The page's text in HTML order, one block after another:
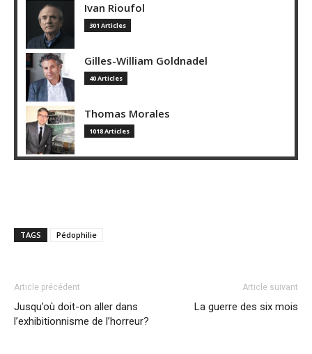
Ivan Rioufol
301 Articles
Gilles-William Goldnadel
40 Articles
Thomas Morales
1018 Articles
TAGS Pédophilie
Article précédent
Jusqu’où doit-on aller dans
l’exhibitionnisme de l’horreur?
Article suivant
La guerre des six mois